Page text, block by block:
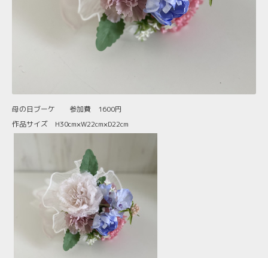
母の日ブーケ 参加費 1600円
作品サイズ H30cm×W22cm×D22cm